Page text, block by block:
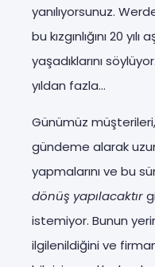
yanılıyorsunuz.
bu kızgınlığını 20
yaşadıklarını
yıldan fazla…
Günümüz
gündeme alarak
yapmalarını ve bu
dönüş yapılacaktır
istemiyor. Bunun
ilgilenildiğini ve